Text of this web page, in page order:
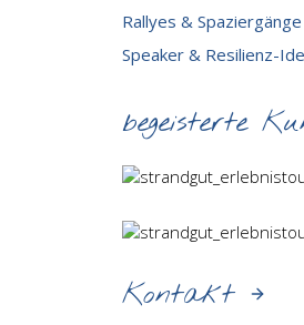
Rallyes & Spaziergänge
Speaker & Resilienz-
begeisterte
Kontakt